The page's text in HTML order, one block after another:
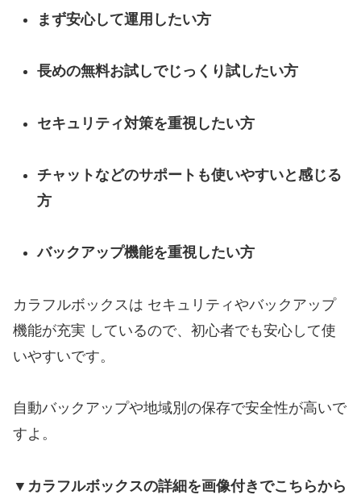
まず安心して運用したい方
長めの無料お試しでじっくり試したい方
セキュリティ対策を重視したい方
チャットなどのサポートも使いやすいと感じる
方
バックアップ機能を重視したい方
カラフルボックスは セキュリティやバックアップ
機能が充実 しているので、初心者でも安心して使
いやすいです。
自動バックアップや地域別の保存で安全性が高いで
すよ。
▼カラフルボックスの詳細を画像付きでこちらから